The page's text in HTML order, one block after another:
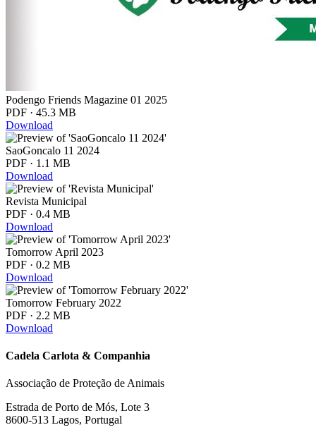
Podengo Friends Magazine 01 2025
PDF · 45.3 MB
Download
SaoGoncalo 11 2024
PDF · 1.1 MB
Download
Revista Municipal
PDF · 0.4 MB
Download
Tomorrow April 2023
PDF · 0.2 MB
Download
Tomorrow February 2022
PDF · 2.2 MB
Download
Cadela Carlota & Companhia
Associação de Proteção de Animais
Estrada de Porto de Mós, Lote 3
8600-513 Lagos, Portugal